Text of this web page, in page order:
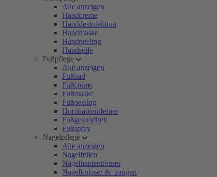
Alle anzeigen
Handcreme
Handdesinfektion
Handmaske
Handpeeling
Handseife
Fußpflege
Alle anzeigen
Fußbad
Fußcreme
Fußmaske
Fußpeeling
Hornhautentferner
Fußgesundheit
Fußspray
Nagelpflege
Alle anzeigen
Nagelfeilen
Nagelhautentferner
Nagelknipser & -zangen